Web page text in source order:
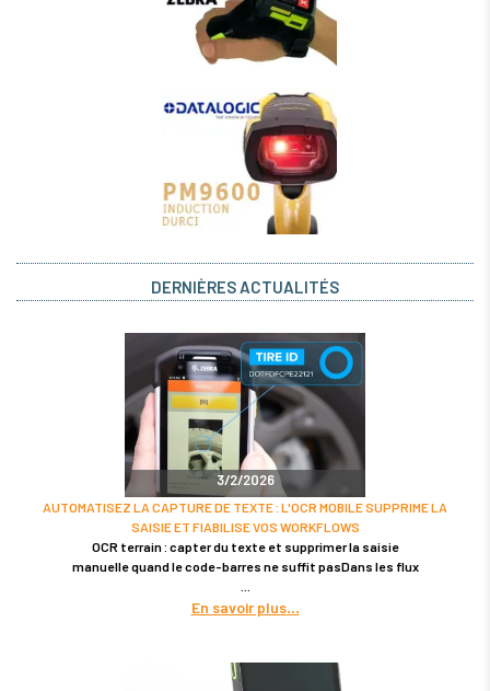
DERNIÈRES ACTUALITÉS
3/2/2026
AUTOMATISEZ LA CAPTURE DE TEXTE : L'OCR MOBILE SUPPRIME LA
SAISIE ET FIABILISE VOS WORKFLOWS
OCR terrain : capter du texte et supprimer la saisie
manuelle quand le code-barres ne suffit pasDans les flux
En savoir plus